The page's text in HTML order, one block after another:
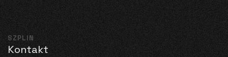
SZPLIN
Kontakt